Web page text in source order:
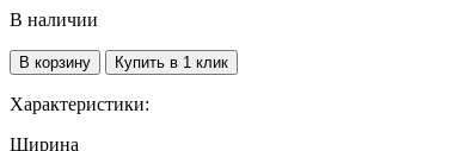
В наличии
В корзину Купить в 1 клик
Характеристики:
Ширина